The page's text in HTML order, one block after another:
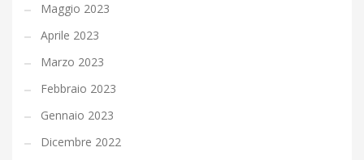
Maggio 2023
Aprile 2023
Marzo 2023
Febbraio 2023
Gennaio 2023
Dicembre 2022